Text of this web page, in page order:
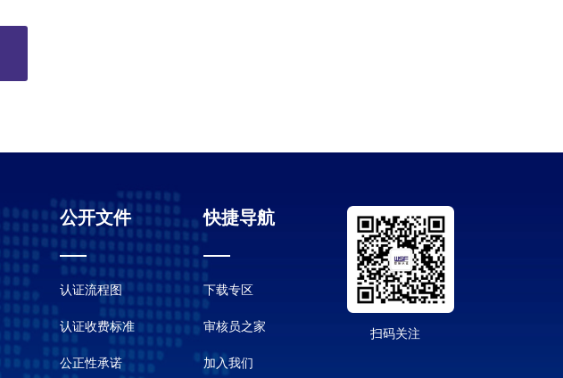
公开文件
认证流程图
认证收费标准
公正性承诺
快捷导航
下载专区
审核员之家
加入我们
扫码关注